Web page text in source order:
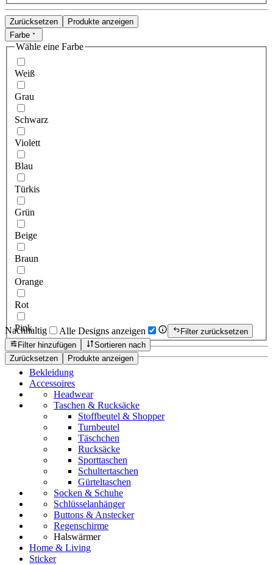
Zurücksetzen
Produkte anzeigen
Farbe
Wähle eine Farbe
Weiß
Grau
Schwarz
Violett
Blau
Türkis
Grün
Beige
Braun
Orange
Rot
Pink
Zurücksetzen Produkte anzeigen
Nachhaltig Alle Designs anzeigen
Filter zurücksetzen
Filter hinzufügen
Sortieren nach
Bekleidung
Accessoires
Headwear
Taschen & Rucksäcke
Stoffbeutel & Shopper
Turnbeutel
Täschchen
Rucksäcke
Sporttaschen
Schultertaschen
Gürteltaschen
Socken & Schuhe
Schlüsselanhänger
Buttons & Anstecker
Regenschirme
Halswärmer
Home & Living
Sticker